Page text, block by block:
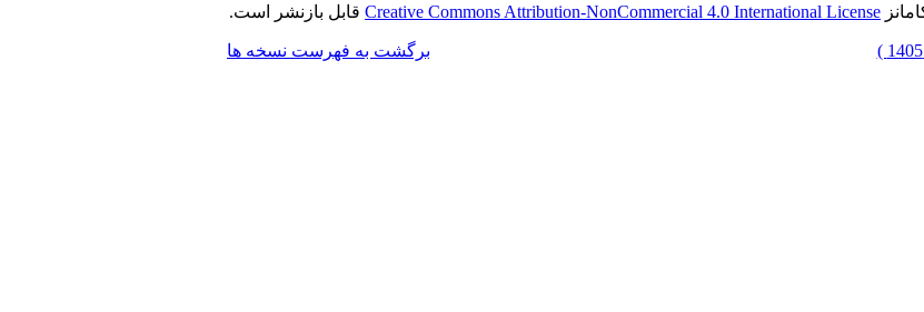
Creative Commons Attribution-NonCommercial 4.0 International License قابل بازنشر است.
برگشت به فهرست نسخه ها